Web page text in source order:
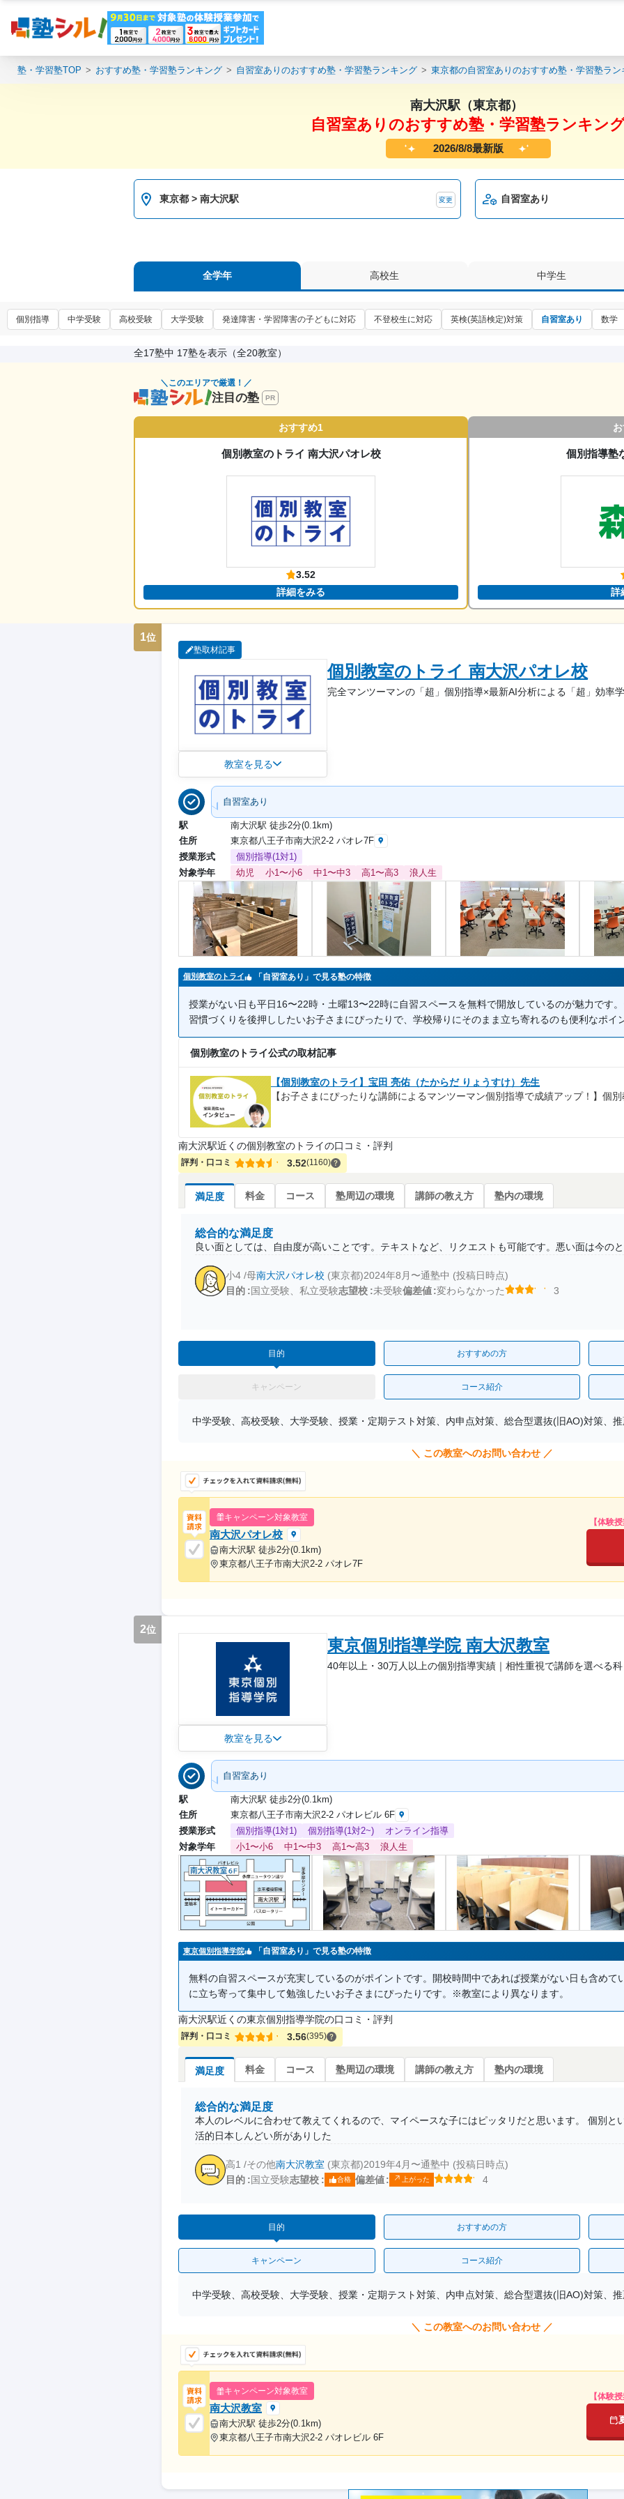
塾・学習塾TOP おすすめ塾・学習塾ランキング 自習室ありのおすすめ塾・学習塾ランキング 東京都の自習室ありのおすすめ塾・学習塾ラン
南大沢駅（東京都）
自習室ありのおすすめ塾・学習塾ランキン
2026/8/8最新版
東京都 > 南大沢駅 変更 自習室あり
全学年 高校生 中学生
個別指導 中学受験 高校受験 大学受験 発達障害・学習障害の子どもに対応 不登校生に対応 英検(英語検定)対策 自習室あり 数学
全17塾中 17塾を表示（全20教室）
＼このエリアで厳選！／
注目の塾 PR
おすすめ1
個別教室のトライ 南大沢パオレ校
3.52
詳細をみる
個別指導塾
詳
1位
塾取材記事
教室を見る
個別教室のトライ 南大沢パオレ校
完全マンツーマンの「超」個別指導×最新AI分析による「超」効率
自習室あり
駅
南大沢駅 徒歩2分(0.1km)
住所
東京都八王子市南大沢2-2 パオレ7F
授業形式
個別指導(1対1)
対象学年
幼児 小1〜小6 中1〜中3 高1〜高3 浪人生
個別教室のトライ 「自習室あり」で見る塾の特徴
授業がない日も平日16〜22時・土曜13〜22時に自習スペースを無料で開放しているのが魅力です
習慣づくりを後押ししたいお子さまにぴったりで、学校帰りにそのまま立ち寄れるのも便利なポイ
個別教室のトライ公式の取材記事
【個別教室のトライ】宝田 亮佑（たからだ りょうすけ）先生
【お子さまにぴったりな講師によるマンツーマン個別指導で成績アップ！】個
南大沢駅近くの個別教室のトライの口コミ・評判
評判・口コミ 3.52(1160)
満足度 料金 コース 塾周辺の環境 講師の教え方 塾内の環境
総合的な満足度
良い面としては、自由度が高いことです。テキストなど、リクエストも可能です。悪い面は今の
小4 /母南大沢パオレ校 (東京都)2024年8月〜通塾中 (投稿日時点)
目的
国立受験、私立受験志望校 未受験偏差値 変わらなかった 3
目的 おすすめの方
キャンペーン コース紹介
中学受験、高校受験、大学受験、授業・定期テスト対策、内申点対策、総合型選抜(旧AO)対策、
＼ この教室へのお問い合わせ ／
キャンペーン対象教室
南大沢パオレ校
南大沢駅 徒歩2分(0.1km)
東京都八王子市南大沢2-2 パオレ7F
【体験
2位
教室を見る
東京個別指導学院 南大沢教室
40年以上・30万人以上の個別指導実績｜相性重視で講師を選べる
自習室あり
駅
南大沢駅 徒歩2分(0.1km)
住所
東京都八王子市南大沢2-2 パオレビル 6F
授業形式
個別指導(1対1) 個別指導(1対2~)
オンライン指導
対象学年
小1〜小6 中1〜中3 高1〜高3 浪人生
東京個別指導学院 「自習室あり」で見る塾の特徴
無料の自習スペースが充実しているのがポイントです。開校時間中であれば授業がない日も含めて
に立ち寄って集中して勉強したいお子さまにぴったりです。※教室により異なります。
南大沢駅近くの東京個別指導学院の口コミ・評判
評判・口コミ 3.56(395)
満足度 料金 コース 塾周辺の環境 講師の教え方 塾内の環境
総合的な満足度
本人のレベルに合わせて教えてくれるので、マイペースな子にはピッタリだと思います。 個別と
活的日本しんどい所がありした
高1 /その他南大沢教室 (東京都)2019年4月〜通塾中 (投稿日時点)
目的
国立受験志望校 合格 偏差値 上がった 4
目的 おすすめの方
キャンペーン コース紹介
中学受験、高校受験、大学受験、授業・定期テスト対策、内申点対策、総合型選抜(旧AO)対策、
＼ この教室へのお問い合わせ ／
キャンペーン対象教室
南大沢教室
南大沢駅 徒歩2分(0.1km)
東京都八王子市南大沢2-2 パオレビル 6F
【体験